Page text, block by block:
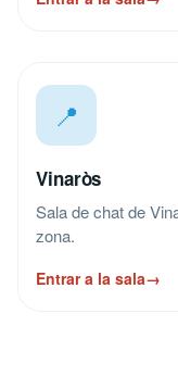
📍
Vinaròs
Sala de chat de
zona.
Entrar a la sala→